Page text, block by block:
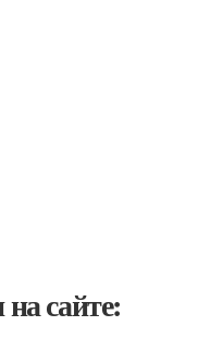
сайте: